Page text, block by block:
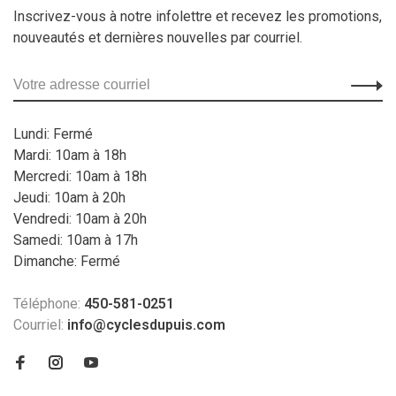
Inscrivez-vous à notre infolettre et recevez les promotions,
nouveautés et dernières nouvelles par courriel.
Lundi: Fermé
Mardi: 10am à 18h
Mercredi: 10am à 18h
Jeudi: 10am à 20h
Vendredi: 10am à 20h
Samedi: 10am à 17h
Dimanche: Fermé
Téléphone: 450-581-0251
Courriel: info@cyclesdupuis.com